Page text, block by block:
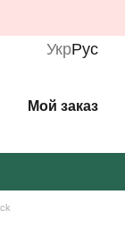
УкрРус
Мой заказ